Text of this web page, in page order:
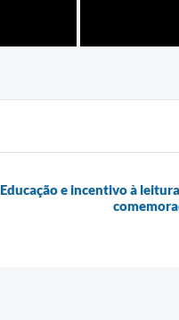
Educação e incentivo à